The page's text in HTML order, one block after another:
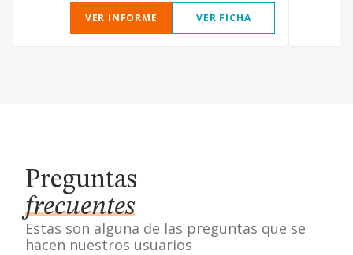
VER INFORME
VER FICHA
Preguntas
frecuentes
Estas son alguna de las preguntas que se
hacen nuestros usuarios